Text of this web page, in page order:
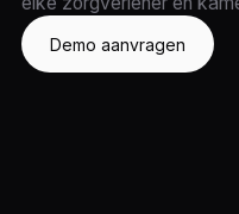
Demo aanvragen